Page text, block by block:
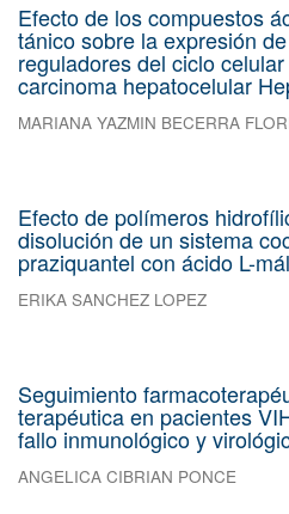
Efecto de los compuestos
tánico sobre la expresión
reguladores del ciclo
carcinoma hepatocelular
MARIANA YAZMIN BECERRA
Efecto de polímeros
disolución de un sistema
praziquantel con ácido L-
ERIKA SANCHEZ LOPEZ
Seguimiento
terapéutica en pacientes
fallo inmunológico y
ANGELICA CIBRIAN PONCE